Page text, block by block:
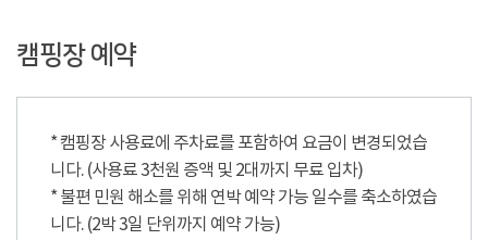
캠핑장 예약
* 캠핑장 사용료에 주차료를 포함하여 요금이 변경되었습
니다. (사용료 3천원 증액 및 2대까지 무료 입차)
* 불편 민원 해소를 위해 연박 예약 가능 일수를 축소하였습
니다. (2박 3일 단위까지 예약 가능)